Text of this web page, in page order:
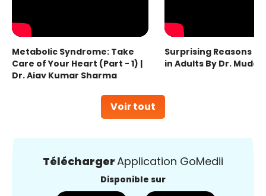
Voir tout
Metabolic Syndrome: Take
Care of Your Heart (Part - 1) |
Dr. Ajay Kumar Sharma
Surprising Reasons
in Adults By Dr.
TéléchargerApplication GoMedii
Disponible sur